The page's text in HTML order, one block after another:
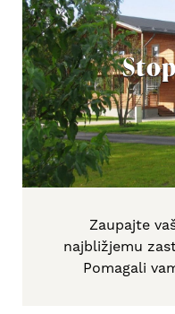
Zaupajte
najbližjemu
Pomagali